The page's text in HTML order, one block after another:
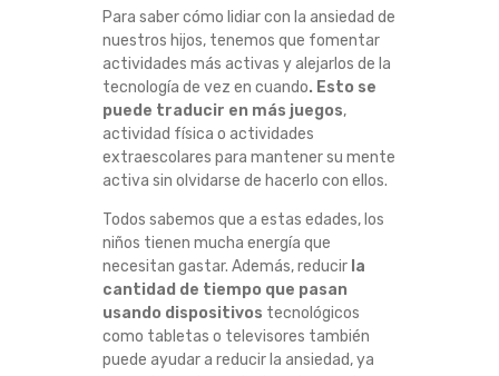
Para saber cómo lidiar con la ansiedad de
nuestros hijos, tenemos que fomentar
actividades más activas y alejarlos de la
tecnología de vez en cuando. Esto se
puede traducir en más juegos,
actividad física o actividades
extraescolares para mantener su mente
activa sin olvidarse de hacerlo con ellos.
Todos sabemos que a estas edades, los
niños tienen mucha energía que
necesitan gastar. Además, reducir la
cantidad de tiempo que pasan
usando dispositivos tecnológicos
como tabletas o televisores también
puede ayudar a reducir la ansiedad, ya